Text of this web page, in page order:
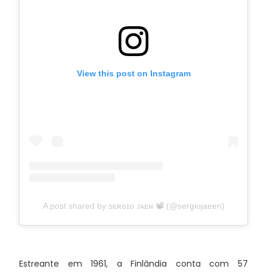
View this post on Instagram
A post shared by sᴇʀɢɪᴏ ᴊᴀᴇɴ 📽 (@sergiojaeen)
Estreante em 1961, a Finlândia conta com 57